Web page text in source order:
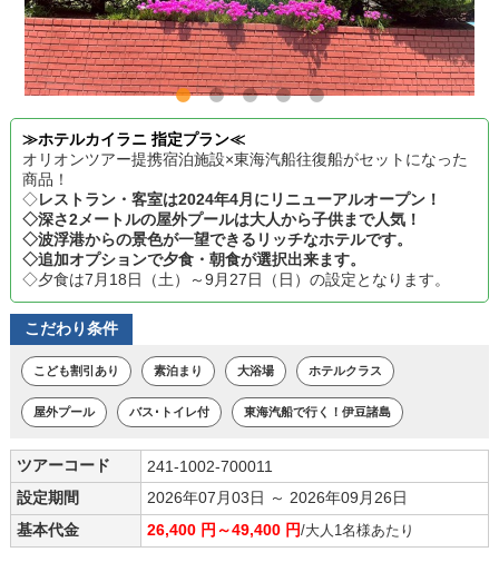
≫ホテルカイラニ 指定プラン≪
オリオンツアー提携宿泊施設×東海汽船往復船がセットになった
商品！
◇レストラン・客室は2024年4月にリニューアルオープン！
◇深さ2メートルの屋外プールは大人から子供まで人気！
◇波浮港からの景色が一望できるリッチなホテルです。
◇追加オプションで夕食・朝食が選択出来ます。
◇夕食は7月18日（土）～9月27日（日）の設定となります。
こだわり条件
こども割引あり 素泊まり 大浴場 ホテルクラス
屋外プール バス･トイレ付 東海汽船で行く！伊豆諸島
ツアーコード
241-1002-700011
設定期間
2026年07月03日 ～ 2026年09月26日
基本代金
26,400 円～49,400 円/大人1名様あたり